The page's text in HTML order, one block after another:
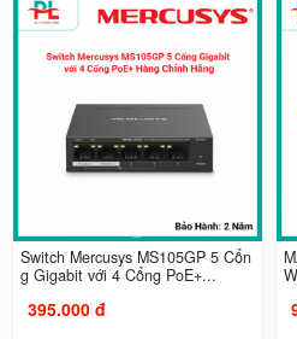
Switch Mercusys MS105GP 5 Cổn
g Gigabit với 4 Cổng PoE+...
395.000 đ